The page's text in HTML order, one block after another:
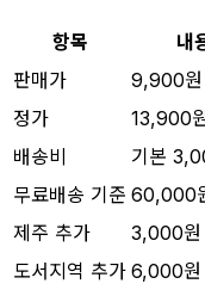
항목 내
판매가
9,900원
정가
13,900
배송비
기본
무료배송 기준 60,000
제주 추가
3,000원
도서지역 추가 6,000원